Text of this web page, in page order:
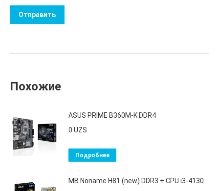
Похожие
ASUS PRIME B360M-K DDR4
0 UZS
Подробнее
MB Noname H81 (new) DDR3 + CPU i3-4130